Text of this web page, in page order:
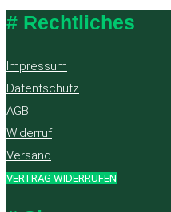
# Rechtliches
Impressum
Datentschutz
AGB
Widerruf
Versand
VERTRAG WIDERRUFEN